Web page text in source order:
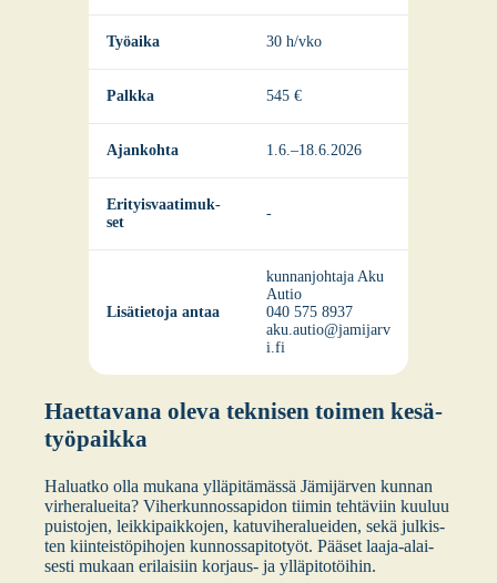
Työ­ai­ka 30 h/vko
Palk­ka 545 €
Ajan­koh­ta 1.6.–18.6.2026
Eri­tyis­vaa­ti­muk­
set
-
Lisä­tie­to­ja antaa
kun­nan­joh­ta­ja Aku
Autio
040 575 8937
aku.autio@jamijarv
i.fi
Haet­ta­va­na ole­va tek­ni­sen toi­men kesä­
työ­paik­ka
Haluat­ko olla muka­na yllä­pi­tä­mäs­sä Jämi­jär­ven kun­nan
vir­he­ra­luei­ta? Viher­kun­nos­sa­pi­don tii­min teh­tä­viin kuu­luu
puis­to­jen, leik­ki­paik­ko­jen, katu­vi­he­ra­luei­den, sekä jul­kis­
ten kiin­teis­tö­pi­ho­jen kun­nos­sa­pi­to­työt. Pää­set laa­ja-alai­
ses­ti mukaan eri­lai­siin kor­jaus- ja yllä­pi­to­töi­hin.